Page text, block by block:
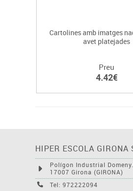
Cartolines amb imatges
avet platejades
Preu
4.42€
HIPER ESCOLA GIRONA
Polígon Industrial
17007 Girona (GIRONA)
Tel: 972222094